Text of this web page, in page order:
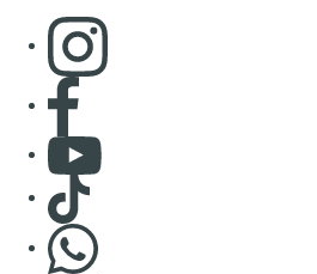
Consulter page Instagram
Consulter page Facebook
Consulter Youtube
Consulter TikTok